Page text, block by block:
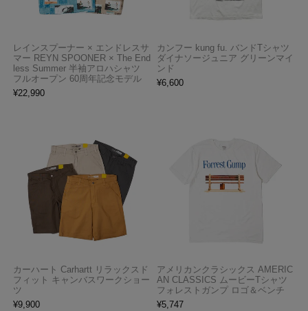
レインスプーナー × エンドレスサ
マー REYN SPOONER × The End
less Summer 半袖アロハシャツ
フルオープン 60周年記念モデル
¥22,990
カンフー kung fu. バンドTシャツ
ダイナソージュニア グリーンマイ
ンド
¥6,600
カーハート Carhartt リラックスド
フィット キャンバスワークショー
ツ
¥9,900
アメリカンクラシックス AMERIC
AN CLASSICS ムービーTシャツ
フォレストガンプ ロゴ＆ベンチ
¥5,747